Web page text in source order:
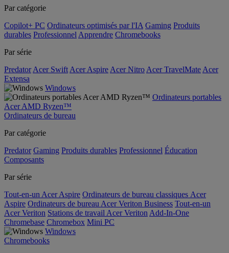
Par catégorie
Copilot+ PC Ordinateurs optimisés par l'IA Gaming Produits
durables Professionnel Apprendre Chromebooks
Par série
Predator Acer Swift Acer Aspire Acer Nitro Acer TravelMate Acer
Extensa
Windows
Ordinateurs portables
Acer AMD Ryzen™
Ordinateurs de bureau
Par catégorie
Predator Gaming Produits durables Professionnel Éducation
Composants
Par série
Tout-en-un Acer Aspire Ordinateurs de bureau classiques Acer
Aspire Ordinateurs de bureau Acer Veriton Business Tout-en-un
Acer Veriton Stations de travail Acer Veriton Add-In-One
Chromebase Chromebox Mini PC
Windows
Chromebooks